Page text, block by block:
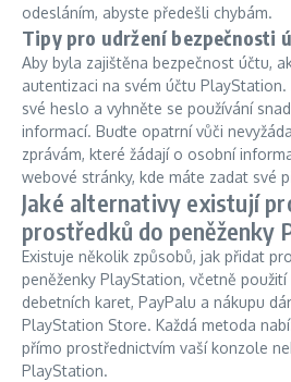
odesláním, abyste předešli chybám.
Tipy pro udržení bezpečnosti
Aby byla zajištěna bezpečnost účtu,
autentizaci na svém účtu
své heslo a vyhněte se používání
informací. Buďte opatrní vůči
zprávám, které žádají o osobní
webové stránky, kde máte zadat své
Jaké alternativy existují
prostředků do peněženky
Existuje několik způsobů, jak přidat
peněženky PlayStation, včetně
debetních karet, PayPalu a nákupu
PlayStation Store. Každá metoda
přímo prostřednictvím vaší konzole
PlayStation.